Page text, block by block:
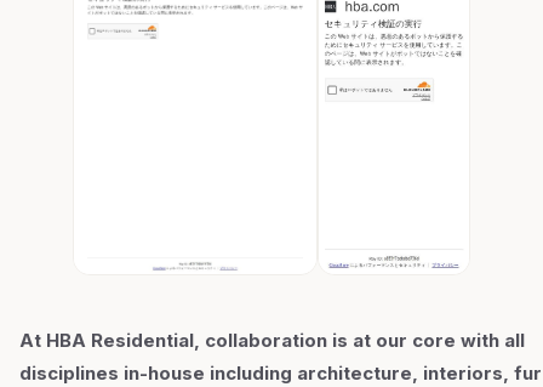
At HBA Residential, collaboration is at our core with all
disciplines in-house including architecture, interiors,